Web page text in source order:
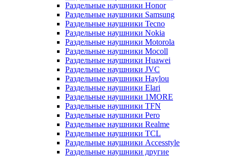
Раздельные наушники Honor
Раздельные наушники Samsung
Раздельные наушники Tecno
Раздельные наушники Nokia
Раздельные наушники Motorola
Раздельные наушники Mocoll
Раздельные наушники Huawei
Раздельные наушники JVC
Раздельные наушники Haylou
Раздельные наушники Elari
Раздельные наушники 1MORE
Раздельные наушники TFN
Раздельные наушники Pero
Раздельные наушники Realme
Раздельные наушники TCL
Раздельные наушники Accesstyle
Раздельные наушники другие